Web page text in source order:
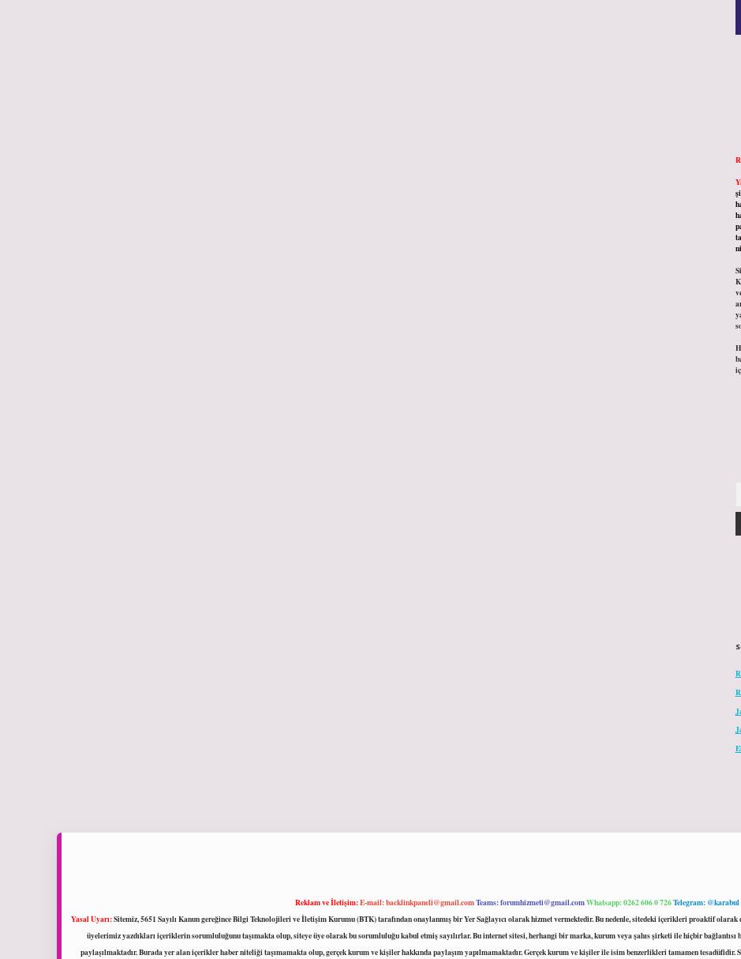
Reklam ve İletişim:E-mail:backlinkpaneli@gmail.comTeams:forumhizmeti@gmail.comWhatsapp: 0262 606 0 726Telegram: @karabul
Yasal Uyarı:Sitemiz, 5651 Sayılı Kanun gereğince Bilgi Teknolojileri ve İletişim Kurumu (BTK) tarafından onaylanmış bir Yer Sağlayıcı olarak hizmet vermektedir. Bu nedenle, sitedeki içerikleri proaktif
üyelerimiz yazdıkları içeriklerin sorumluluğunu taşımakta olup, siteye üye olarak bu sorumluluğu kabul etmiş sayılırlar. Bu internet sitesi, herhangi bir marka, kurum veya şahıs şirketi ile hiçbir bağlantısı
paylaşılmaktadır. Burada yer alan içerikler haber niteliği taşımamakta olup, gerçek kurum ve kişiler hakkında paylaşım yapılmamaktadır. Gerçek kurum ve kişiler ile isim benzerlikleri tamamen tesadüfidir.